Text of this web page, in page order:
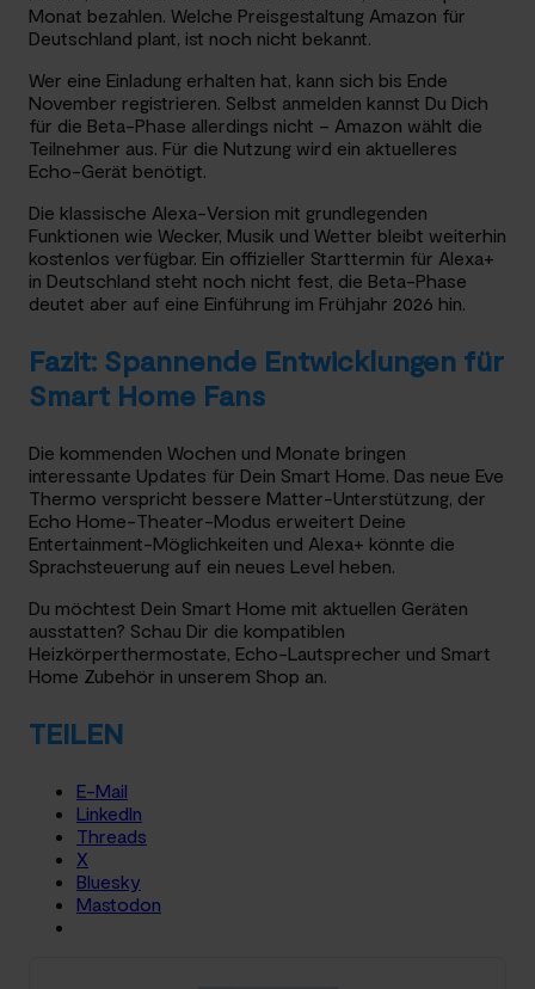
Monat bezahlen. Welche Preisgestaltung Amazon für
Deutschland plant, ist noch nicht bekannt.
Wer eine Einladung erhalten hat, kann sich bis Ende
November registrieren. Selbst anmelden kannst Du Dich
für die Beta-Phase allerdings nicht – Amazon wählt die
Teilnehmer aus. Für die Nutzung wird ein aktuelleres
Echo-Gerät benötigt.
Die klassische Alexa-Version mit grundlegenden
Funktionen wie Wecker, Musik und Wetter bleibt weiterhin
kostenlos verfügbar. Ein offizieller Starttermin für Alexa+
in Deutschland steht noch nicht fest, die Beta-Phase
deutet aber auf eine Einführung im Frühjahr 2026 hin.
Fazit: Spannende Entwicklungen für
Smart Home Fans
Die kommenden Wochen und Monate bringen
interessante Updates für Dein Smart Home. Das neue Eve
Thermo verspricht bessere Matter-Unterstützung, der
Echo Home-Theater-Modus erweitert Deine
Entertainment-Möglichkeiten und Alexa+ könnte die
Sprachsteuerung auf ein neues Level heben.
Du möchtest Dein Smart Home mit aktuellen Geräten
ausstatten? Schau Dir die kompatiblen
Heizkörperthermostate, Echo-Lautsprecher und Smart
Home Zubehör in unserem Shop an.
TEILEN
E-Mail
LinkedIn
Threads
X
Bluesky
Mastodon